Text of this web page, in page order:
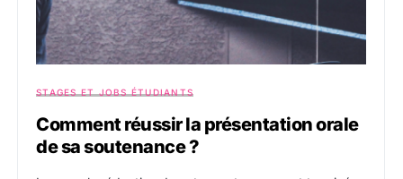
STAGES ET JOBS ÉTUDIANTS
Comment réussir la présentation orale
de sa soutenance ?